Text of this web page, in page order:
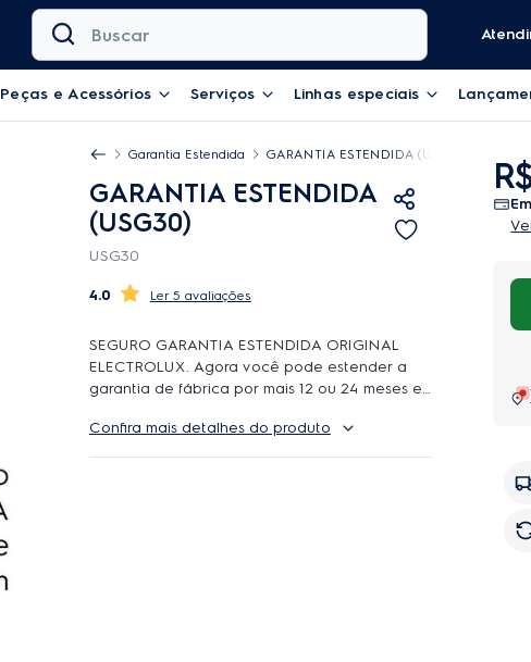
Buscar
Peças e Acessórios Serviços Linhas especiais
Garantia Estendida GARANTIA ESTENDIDA (USG30)
GARANTIA ESTENDIDA
(USG30)
USG30
4.0 5 avaliações
SEGURO GARANTIA ESTENDIDA ORIGINAL
ELECTROLUX. Agora você pode estender a
garantia de fábrica por mais 12 ou 24 meses e
Rede Autorizada Electrolux. O uso é ilimitado e
durante a cobertura podem ser feitos quantos
Confira mais detalhes do produto